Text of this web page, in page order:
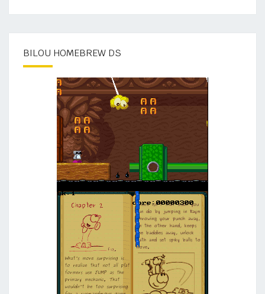
BILOU HOMEBREW DS